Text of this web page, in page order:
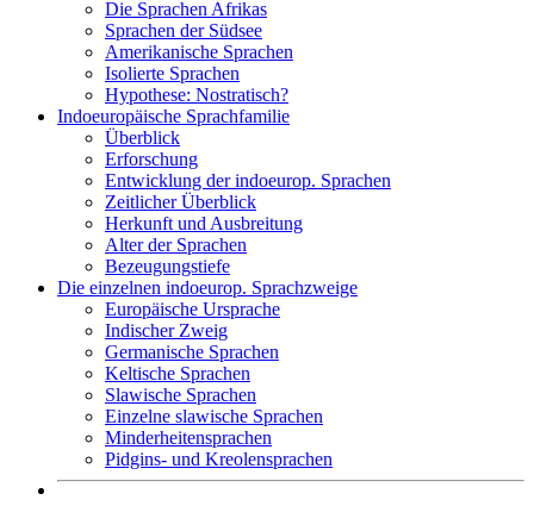
Die Sprachen Afrikas
Sprachen der Südsee
Amerikanische Sprachen
Isolierte Sprachen
Hypothese: Nostratisch?
Indoeuropäische Sprachfamilie
Überblick
Erforschung
Entwicklung der indoeurop. Sprachen
Zeitlicher Überblick
Herkunft und Ausbreitung
Alter der Sprachen
Bezeugungstiefe
Die einzelnen indoeurop. Sprachzweige
Europäische Ursprache
Indischer Zweig
Germanische Sprachen
Keltische Sprachen
Slawische Sprachen
Einzelne slawische Sprachen
Minderheitensprachen
Pidgins- und Kreolensprachen